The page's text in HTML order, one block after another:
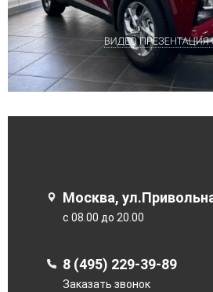
Москва,
с 08.00 до 20.00
8 (495) 229-39-89
Заказать звонок